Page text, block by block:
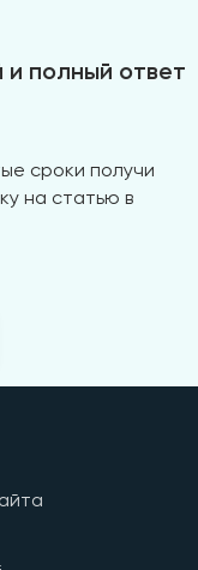
полный ответ
сроки получи
на статью в